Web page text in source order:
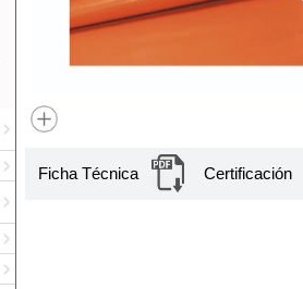
Ficha Técnica Certificación